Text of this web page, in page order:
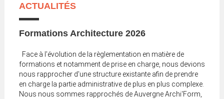
ACTUALITÉS
Formations Architecture 2026
Face à l'évolution de la règlementation en matière de
formations et notamment de prise en charge, nous devions
nous rapprocher d'une structure existante afin de prendre
en charge la partie administrative de plus en plus complexe.
Nous nous sommes rapprochés de Auvergne Archi'Form,